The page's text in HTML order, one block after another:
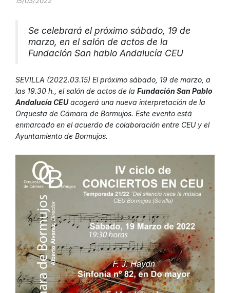
Se celebrará el próximo sábado, 19 de
marzo, en el salón de actos de la
Fundación San hablo Andalucía CEU
SEVILLA (2022.03.15) El próximo sábado, 19 de marzo, a
las 19.30 h., el salón de actos de la Fundación San Pablo
Andalucía CEUacogerá una nueva interpretación de la
Orquesta de Cámara de Bormujos. Este evento está
enmarcado en el acuerdo de colaboración entre CEU y el
Ayuntamiento de Bormujos.